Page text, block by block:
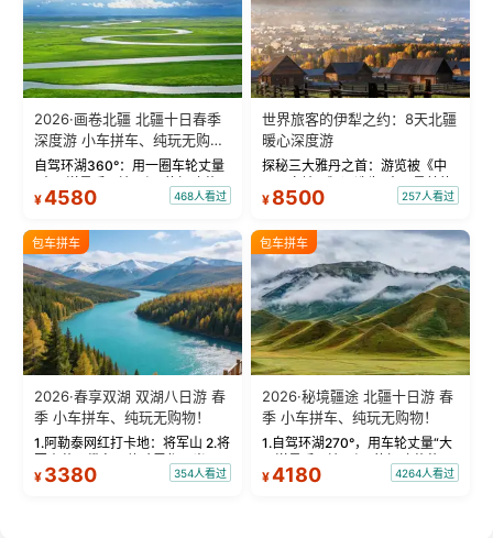
2026·画卷北疆 北疆十日春季
深度游 小车拼车、纯玩无购
物！
自驾环湖360°：用一圈车轮丈量
“大西洋最后一滴眼泪”的极致蔚
蓝。 赛湖旅拍：甄选多款风格服
绝美瞬间。 赛湖坦克300跟车视
频：专业摄影师...
¥4580 468人看过
世界旅客的伊犁之约：8天北疆
暖心深度游
探秘三大雅丹之首：游览被《中
国国家地理》评选为“中国最美的
三大雅丹”第一名的克拉玛依魔鬼
瓦人最大村落——禾木村，欣赏
晨雾与小木...
¥ 8500 257人看过
包车拼车
2026·春享双湖 双湖八日游 春
季 小车拼车、纯玩无购物！
1.阿勒泰网红打卡地：将军山 2.将
军山落日缆车，体验雪都风光 3.
将军山，夕阳派对，蹦迪party 4.
¥ 3380 354人看过
包车拼车
2026·秘境疆途 北疆十日游 春
季 小车拼车、纯玩无购物！
1.自驾环湖270°，用车轮丈量“大
西洋最后一滴眼泪”的极致蔚蓝，
让雪山、花海与深邃湖水在转弯
¥4180 4264人看过